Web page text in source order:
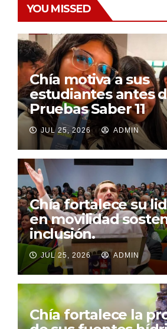
YOU MISSED
Chía motiva a sus
estudiantes antes
Pruebas Saber 11
JUL 25, 2026 ADMIN
Chía fortalece su
en movilidad
inclusión.
JUL 25, 2026 ADMIN
Chía fortalece la